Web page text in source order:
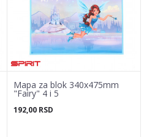
Mapa za blok 340x475mm
"Fairy" 4 i 5
192,00 RSD